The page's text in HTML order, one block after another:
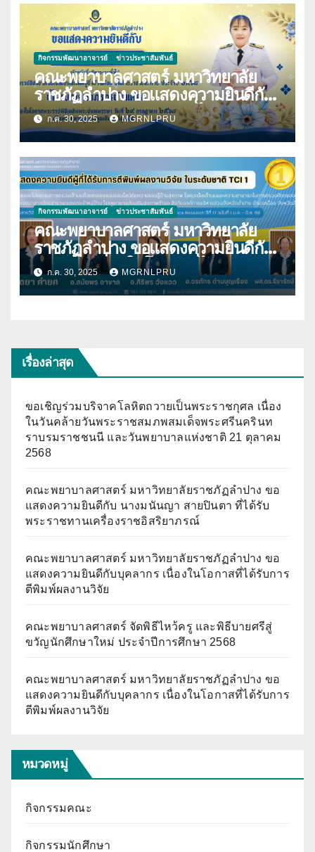
กิจกรรมพัฒนาอาจารย์ ข่าวประชาสัมพันธ์
คณะพยาบาลศาสตร์ มหาวิทยาลัย
ราชภัฏลำปาง ขอแสดงความยินดีกับ
นางมนันญา สายปินตา ที่ได้รับ
พระราชทานเครื่องราชอิสริยาภรณ์
ก.ค. 30, 2025 MGRNLPRU
กิจกรรมพัฒนาอาจารย์ ข่าวประชาสัมพันธ์
คณะพยาบาลศาสตร์ มหาวิทยาลัย
ราชภัฏลำปาง ขอแสดงความยินดีกับ
บุคลากร เนื่องในโอกาสที่ได้รับการตี
พิมพ์ผลงานวิจัย
ก.ค. 30, 2025 MGRNLPRU
เรื่องล่าสุด
ขอเชิญร่วมบริจาคโลหิตถวายเป็นพระราชกุศล เนื่อง
ในวันคล้ายวันพระราชสมภพสมเด็จพระศรีนครินท
ราบรมราชชนนี และวันพยาบาลแห่งชาติ 21 ตุลาคม
2568
คณะพยาบาลศาสตร์ มหาวิทยาลัยราชภัฏลำปาง ขอ
แสดงความยินดีกับ นางมนันญา สายปินตา ที่ได้รับ
พระราชทานเครื่องราชอิสริยาภรณ์
คณะพยาบาลศาสตร์ มหาวิทยาลัยราชภัฏลำปาง ขอ
แสดงความยินดีกับบุคลากร เนื่องในโอกาสที่ได้รับการ
ตีพิมพ์ผลงานวิจัย
คณะพยาบาลศาสตร์ จัดพิธีไหว้ครู และพิธีบายศรีสู่
ขวัญนักศึกษาใหม่ ประจำปีการศึกษา 2568
คณะพยาบาลศาสตร์ มหาวิทยาลัยราชภัฏลำปาง ขอ
แสดงความยินดีกับบุคลากร เนื่องในโอกาสที่ได้รับการ
ตีพิมพ์ผลงานวิจัย
หมวดหมู่
กิจกรรมคณะ
กิจกรรมนักศึกษา